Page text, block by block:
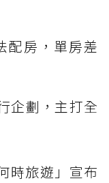
配房，單房差
企劃，主打全
時旅遊」宣布